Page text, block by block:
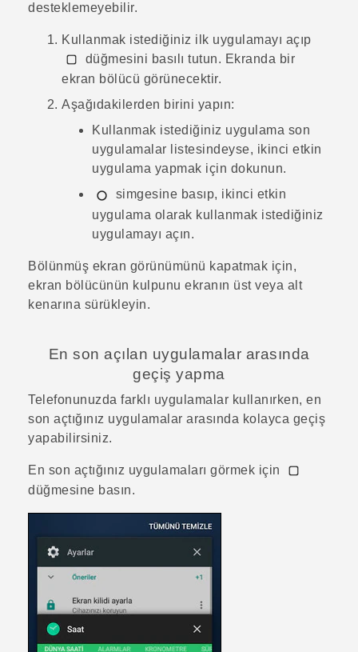
desteklemeyebilir.
Kullanmak istediğiniz ilk uygulamayı açıp
düğmesini basılı tutun. Ekranda bir
ekran bölücü görünecektir.
Aşağıdakilerden birini yapın:
Kullanmak istediğiniz uygulama son
uygulamalar listesindeyse, ikinci etkin
uygulama yapmak için dokunun.
simgesine basıp, ikinci etkin
uygulama olarak kullanmak istediğiniz
uygulamayı açın.
Bölünmüş ekran görünümünü kapatmak için,
ekran bölücünün kulpunu ekranın üst veya alt
kenarına sürükleyin.
En son açılan uygulamalar arasında
geçiş yapma
Telefonunuzda farklı uygulamalar kullanırken, en
son açtığınız uygulamalar arasında kolayca geçiş
yapabilirsiniz.
En son açtığınız uygulamaları görmek için
düğmesine basın.